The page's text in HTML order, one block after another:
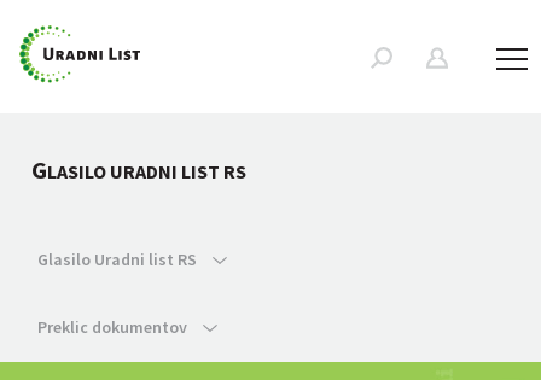
GLASILO URADNI LIST RS
Glasilo Uradni list RS
Preklic dokumentov